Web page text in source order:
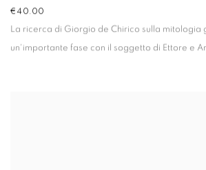
€40.00
La ricerca di Giorgio de Chirico sulla mitologia
un'importante fase con il soggetto di Ettore e